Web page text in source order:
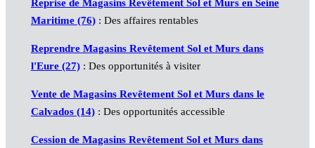
Reprise de Magasins Revêtement Sol et Murs en Seine
Maritime (76): Des affaires rentables
Reprendre Magasins Revêtement Sol et Murs dans
l'Eure (27): Des opportunités à visiter
Vente de Magasins Revêtement Sol et Murs dans le
Calvados (14): Des opportunités accessible
Cession de Magasins Revêtement Sol et Murs dans